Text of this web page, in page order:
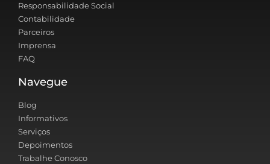
Responsabilidade Social
Contabilidade
Parceiros
Imprensa
FAQ
Navegue
Blog
Informativos
Serviços
Depoimentos
Trabalhe Conosco